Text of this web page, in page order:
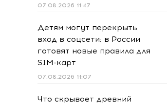
07.08.2026 11:47
Детям могут перекрыть
вход в соцсети: в России
готовят новые правила для
SIM-карт
07.08.2026 11:07
Что скрывает древний